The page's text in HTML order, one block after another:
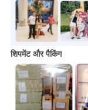
शिपमेंट और पैकिंग